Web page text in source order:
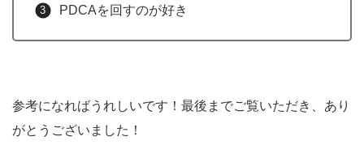
PDCAを回すのが好き
参考になればうれしいです！最後までご覧いただき、あり
がとうございました！